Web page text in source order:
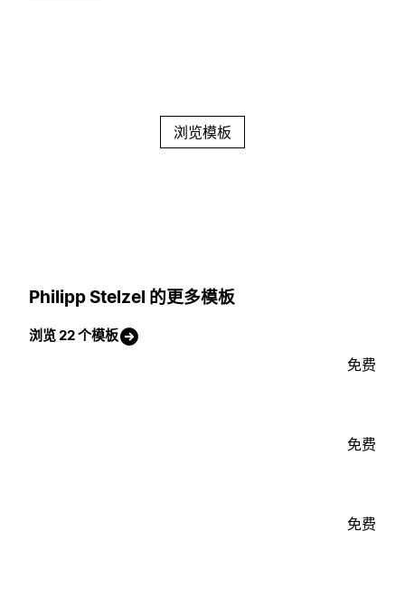
浏览模板
Philipp Stelzel 的更多模板
浏览 22 个模板
免费
免费
免费